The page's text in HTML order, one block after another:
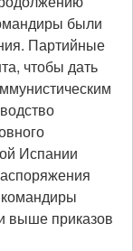
были
Партийные
чтобы дать
Испании
выше приказов